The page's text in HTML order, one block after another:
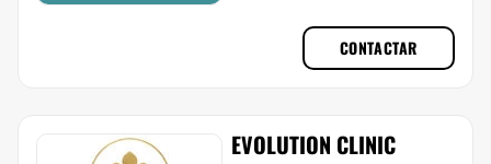
CONTACTAR
EVOLUTION CLINIC